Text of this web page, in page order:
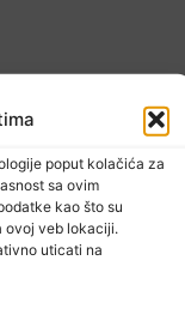
poput kolačića za
sa ovim
kao što su
ovoj veb lokaciji.
uticati na